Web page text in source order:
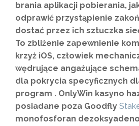
brania aplikacji pobierania,
odprawić przystąpienie
dostać przez ich sztuczka
To zbliżenie zapewnienie
krzyż iOS, człowiek
wędrujące angażujące
dla pokrycia specyficznych
program . OnlyWin kasyno
posiadane poza Goodfly
monofosforan